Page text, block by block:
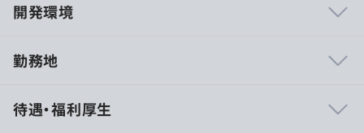
開発環境
勤務地
待遇・福利厚生